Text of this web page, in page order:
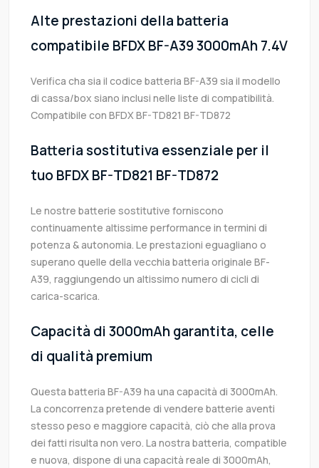
Alte prestazioni della batteria
compatibile BFDX BF-A39 3000mAh 7.4V
Verifica cha sia il codice batteria BF-A39 sia il modello
di cassa/box siano inclusi nelle liste di compatibilità.
Compatibile con BFDX BF-TD821 BF-TD872
Batteria sostitutiva essenziale per il
tuo BFDX BF-TD821 BF-TD872
Le nostre batterie sostitutive forniscono
continuamente altissime performance in termini di
potenza & autonomia. Le prestazioni eguagliano o
superano quelle della vecchia batteria originale BF-
A39, raggiungendo un altissimo numero di cicli di
carica-scarica.
Capacità di 3000mAh garantita, celle
di qualità premium
Questa batteria BF-A39 ha una capacità di 3000mAh.
La concorrenza pretende di vendere batterie aventi
stesso peso e maggiore capacità, ciò che alla prova
dei fatti risulta non vero. La nostra batteria, compatible
e nuova, dispone di una capacità reale di 3000mAh,